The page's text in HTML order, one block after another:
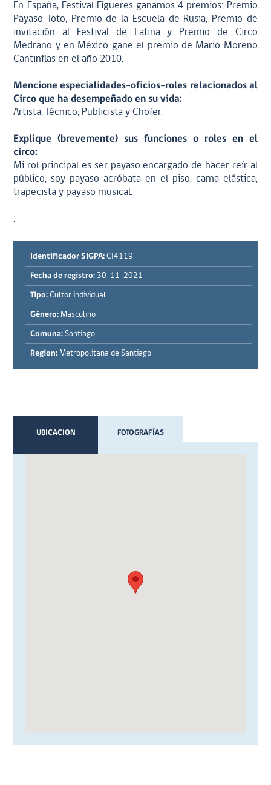
En España, Festival Figueres ganamos 4 premios: Premio
Payaso Toto, Premio de la Escuela de Rusia, Premio de
invitación al Festival de Latina y Premio de Circo
Medrano y en México gane el premio de Mario Moreno
Cantinflas en el año 2010.
Mencione especialidades-oficios-roles relacionados al
Circo que ha desempeñado en su vida:
Artista, Técnico, Publicista y Chofer.
Explique (brevemente) sus funciones o roles en el
circo:
Mi rol principal es ser payaso encargado de hacer reír al
público, soy payaso acróbata en el piso, cama elástica,
trapecista y payaso musical.
.
Identificador SIGPA: CI4119
Fecha de registro: 30-11-2021
Tipo: Cultor individual
Género: Masculino
Comuna: Santiago
Region: Metropolitana de Santiago
UBICACION FOTOGRAFÍAS